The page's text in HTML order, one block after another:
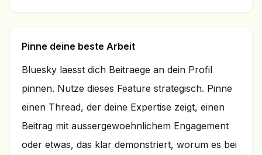
Pinne deine beste Arbeit
Bluesky laesst dich Beitraege an dein Profil
pinnen. Nutze dieses Feature strategisch. Pinne
einen Thread, der deine Expertise zeigt, einen
Beitrag mit aussergewoehnlichem Engagement
oder etwas, das klar demonstriert, worum es bei